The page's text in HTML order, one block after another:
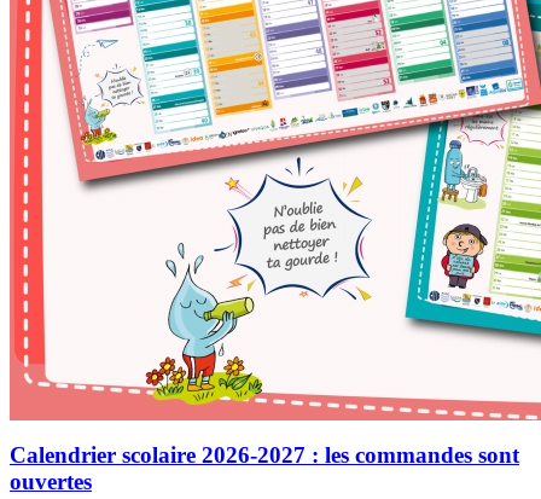
Calendrier scolaire 2026-2027 : les commandes sont
ouvertes